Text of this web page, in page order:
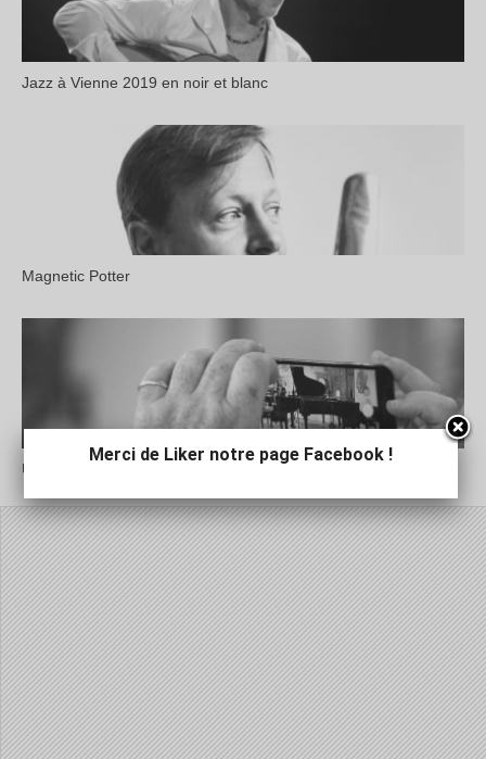
Jazz à Vienne 2019 en noir et blanc
Magnetic Potter
Un oeil sur Jazz à Cours et à jardins 2018
Merci de Liker notre page Facebook !